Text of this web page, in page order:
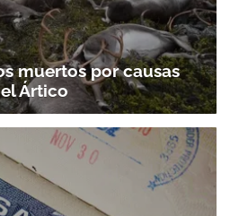
muertos por causas
Ártico